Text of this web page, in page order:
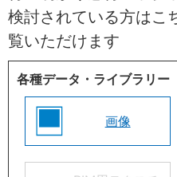
検討されている方はこ
覧いただけます
各種データ・ライブラリー
画像